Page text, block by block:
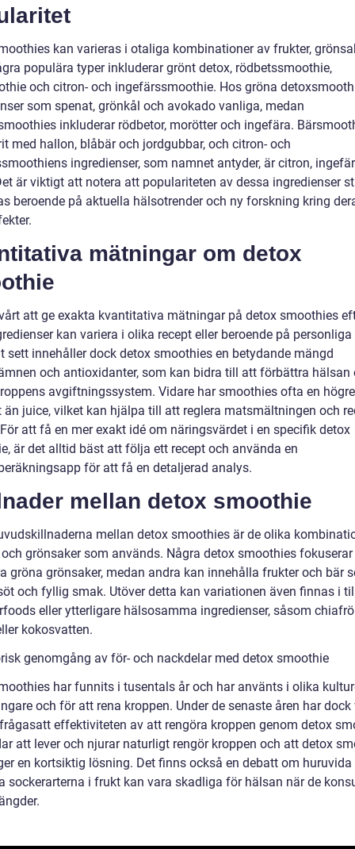
kan varieras i otaliga kombinationer av frukter,
populära typer inkluderar grönt detox, rödbetssmoothie,
och citron- och ingefärssmoothie. Hos gröna
som spenat, grönkål och avokado vanliga, medan
inkluderar rödbetor, morötter och ingefära.
med hallon, blåbär och jordgubbar, och citron- och
ingredienser, som namnet antyder, är citron,
är viktigt att notera att populariteten av dessa ingredienser
beroende på aktuella hälsotrender och ny forskning kring
mätningar om detox
att ge exakta kvantitativa mätningar på detox smoothies
kan variera i olika recept eller beroende på personliga
sett innehåller dock detox smoothies en betydande mängd
och antioxidanter, som kan bidra till att förbättra hälsan
avgiftningssystem. Vidare har smoothies ofta en högre
än juice, vilket kan hjälpa till att reglera matsmältningen och
att få en mer exakt idé om näringsvärdet i en specifik detox
är det alltid bäst att följa ett recept och använda en
för att få en detaljerad analys.
mellan detox smoothie
mellan detox smoothies är de olika
grönsaker som används. Några detox smoothies
gröna grönsaker, medan andra kan innehålla frukter och bär
och fyllig smak. Utöver detta kan variationen även finnas i
eller ytterligare hälsosamma ingredienser, såsom
kokosvatten.
genomgång av för- och nackdelar med detox smoothie
har funnits i tusentals år och har använts i olika
och för att rena kroppen. Under de senaste åren har dock
effektiviteten av att rengöra kroppen genom detox
att lever och njurar naturligt rengör kroppen och att detox
en kortsiktig lösning. Det finns också en debatt om huruvida
sockerarterna i frukt kan vara skadliga för hälsan när de